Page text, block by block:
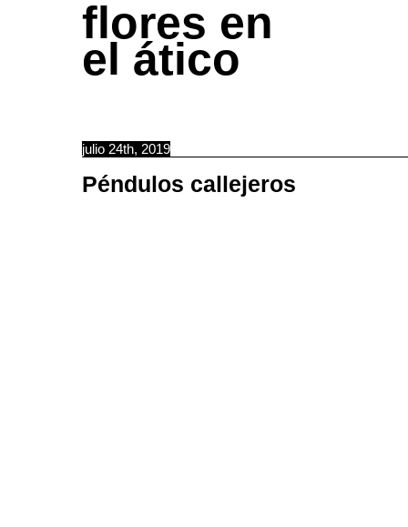
flores en
el ático
julio 24th, 2019
Péndulos callejeros